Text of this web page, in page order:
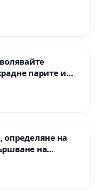
парите и
определяне на
на
пътен възел АМ
- к.к.